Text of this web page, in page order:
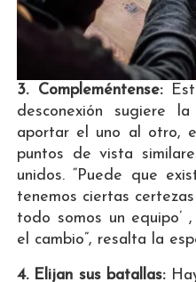
3. Compleméntense:
desconexión sugiere
aportar el uno al otro,
puntos de vista
unidos. “Puede que
tenemos ciertas
todo somos un equipo’
el cambio”, resalta la
4. Elijan sus batallas: